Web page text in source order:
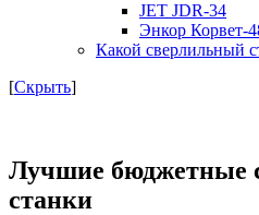
JET JDR-34
Энкор Корвет-
Какой сверлильный
[Скрыть]
Лучшие бюджетные
станки